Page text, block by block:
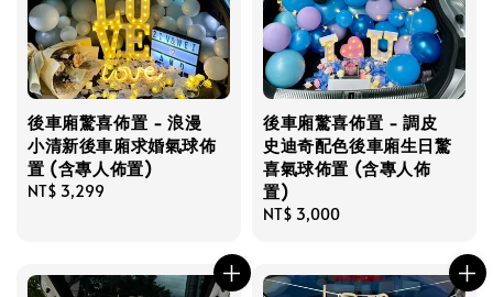
後車廂驚喜佈置 - 浪漫
小清新後車廂求婚氣球佈
置 (含專人佈置)
Regular
NT$ 3,299
後車廂驚喜佈置 - 調皮
史迪奇配色後車廂生日驚
喜氣球佈置 (含專人佈
置)
Regular
NT$ 3,000